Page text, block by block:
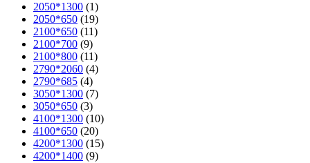
2050*1300 (1)
2050*650 (19)
2100*650 (11)
2100*700 (9)
2100*800 (11)
2790*2060 (4)
2790*685 (4)
3050*1300 (7)
3050*650 (3)
4100*1300 (10)
4100*650 (20)
4200*1300 (15)
4200*1400 (9)